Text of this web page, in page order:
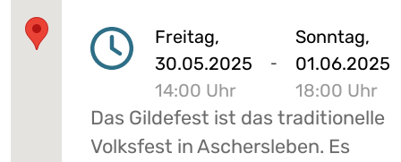
Freitag,
30.05.2025
14:00 Uhr
-
Sonntag,
01.06.2025
18:00 Uhr
Das Gildefest ist das traditionelle
Volksfest in Aschersleben. Es